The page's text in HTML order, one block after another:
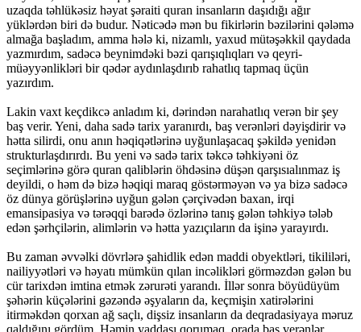
uzaqda təhlükəsiz həyat şəraiti quran insanların daşıdığı ağır
yüklərdən biri də budur. Nəticədə mən bu fikirlərin bəzilərini qələmə
almağa başladım, amma hələ ki, nizamlı, yaxud mütəşəkkil qaydada
yazmırdım, sadəcə beynimdəki bəzi qarışıqlıqları və qeyri-
müəyyənlikləri bir qədər aydınlaşdırıb rahatlıq tapmaq üçün
yazırdım.
Lakin vaxt keçdikcə anladım ki, dərindən narahatlıq verən bir şey
baş verir. Yeni, daha sadə tarix yaranırdı, baş verənləri dəyişdirir və
hətta silirdi, onu anın həqiqətlərinə uyğunlaşacaq şəkildə yenidən
strukturlaşdırırdı. Bu yeni və sadə tarix təkcə təhkiyəni öz
seçimlərinə görə quran qaliblərin öhdəsinə düşən qarşısıalınmaz iş
deyildi, o həm də bizə həqiqi maraq göstərməyən və ya bizə sadəcə
öz dünya görüşlərinə uyğun gələn çərçivədən baxan, irqi
emansipasiya və tərəqqi barədə özlərinə tanış gələn təhkiyə tələb
edən şərhçilərin, alimlərin və hətta yazıçıların da işinə yarayırdı.
Bu zaman əvvəlki dövrlərə şahidlik edən maddi obyektləri, tikililəri,
nailiyyətləri və həyatı mümkün qılan incəlikləri görməzdən gələn bu
cür tarixdən imtina etmək zərurəti yarandı. İllər sonra böyüdüyüm
şəhərin küçələrini gəzəndə əşyaların da, keçmişin xatirələrini
itirməkdən qorxan ağ saçlı, dişsiz insanların da deqradasiyaya məruz
qaldığını gördüm. Həmin yaddaşı qorumaq, orada baş verənlər